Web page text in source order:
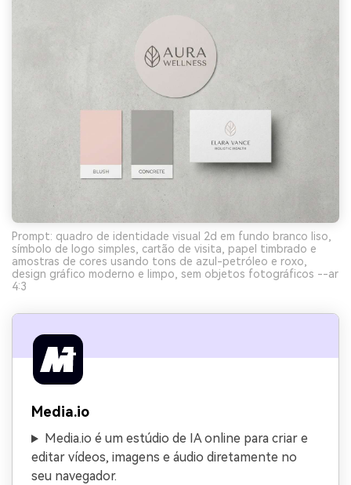
Prompt: quadro de identidade visual 2d em fundo branco liso,
símbolo de logo simples, cartão de visita, papel timbrado e
amostras de cores usando tons de azul-petróleo e roxo,
design gráfico moderno e limpo, sem objetos fotográficos --ar
4:3
Media.io
Media.io é um estúdio de IA online para criar e
editar vídeos, imagens e áudio diretamente no
seu navegador.